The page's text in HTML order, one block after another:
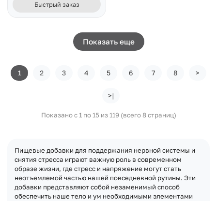
Быстрый заказ
Показать еще
1 2 3 4 5 6 7 8 >
>|
Показано с 1 по 15 из 119 (всего 8 страниц)
Пищевые добавки для поддержания нервной системы и
снятия стресса играют важную роль в современном
образе жизни, где стресс и напряжение могут стать
неотъемлемой частью нашей повседневной рутины. Эти
добавки представляют собой незаменимый способ
обеспечить наше тело и ум необходимыми элементами